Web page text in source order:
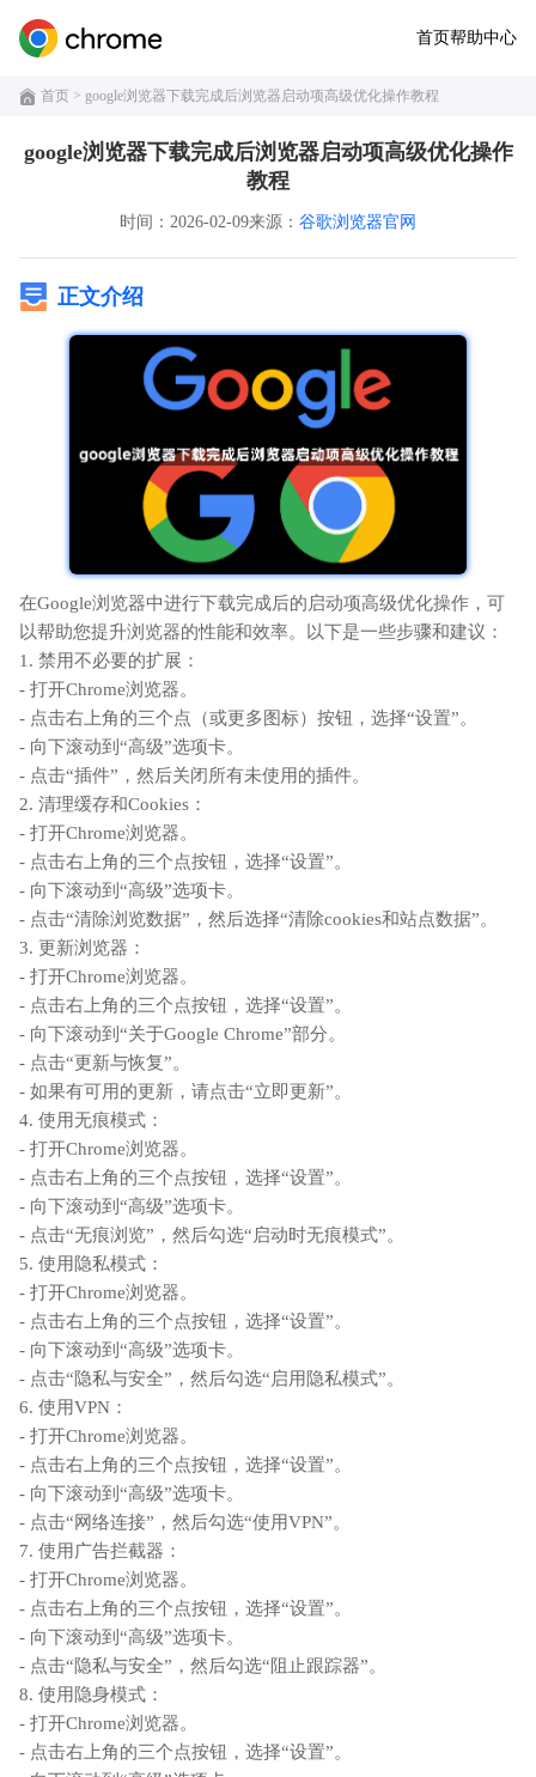
首页帮助中心
首页 > google浏览器下载完成后浏览器启动项高级优化操作教程
google浏览器下载完成后浏览器启动项高级优化操作
教程
时间：2026-02-09来源： 谷歌浏览器官网
正文介绍
在Google浏览器中进行下载完成后的启动项高级优化操作，可
以帮助您提升浏览器的性能和效率。以下是一些步骤和建议：
1. 禁用不必要的扩展：
- 打开Chrome浏览器。
- 点击右上角的三个点（或更多图标）按钮，选择“设置”。
- 向下滚动到“高级”选项卡。
- 点击“插件”，然后关闭所有未使用的插件。
2. 清理缓存和Cookies：
- 打开Chrome浏览器。
- 点击右上角的三个点按钮，选择“设置”。
- 向下滚动到“高级”选项卡。
- 点击“清除浏览数据”，然后选择“清除cookies和站点数据”。
3. 更新浏览器：
- 打开Chrome浏览器。
- 点击右上角的三个点按钮，选择“设置”。
- 向下滚动到“关于Google Chrome”部分。
- 点击“更新与恢复”。
- 如果有可用的更新，请点击“立即更新”。
4. 使用无痕模式：
- 打开Chrome浏览器。
- 点击右上角的三个点按钮，选择“设置”。
- 向下滚动到“高级”选项卡。
- 点击“无痕浏览”，然后勾选“启动时无痕模式”。
5. 使用隐私模式：
- 打开Chrome浏览器。
- 点击右上角的三个点按钮，选择“设置”。
- 向下滚动到“高级”选项卡。
- 点击“隐私与安全”，然后勾选“启用隐私模式”。
6. 使用VPN：
- 打开Chrome浏览器。
- 点击右上角的三个点按钮，选择“设置”。
- 向下滚动到“高级”选项卡。
- 点击“网络连接”，然后勾选“使用VPN”。
7. 使用广告拦截器：
- 打开Chrome浏览器。
- 点击右上角的三个点按钮，选择“设置”。
- 向下滚动到“高级”选项卡。
- 点击“隐私与安全”，然后勾选“阻止跟踪器”。
8. 使用隐身模式：
- 打开Chrome浏览器。
- 点击右上角的三个点按钮，选择“设置”。